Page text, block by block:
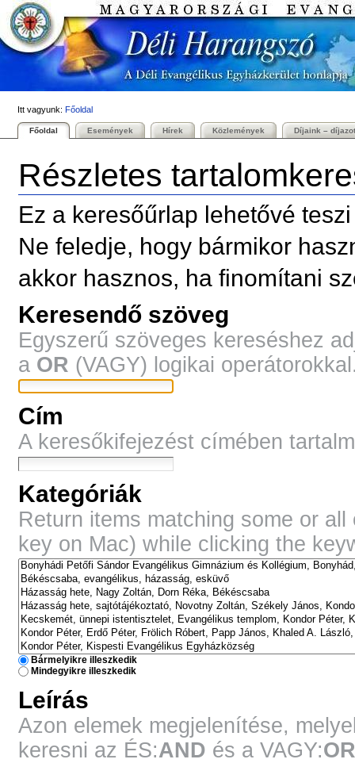
Tovább
tartalomhoz
|
Ugrás
Személyes
eszközök
Itt vagyunk: Főoldal
Bekezdések
Főoldal Események Hírek Közlemények Díjaink –
Részletes
Ez a keresőűrlap lehetővé
Ne feledje, hogy bármikor
akkor hasznos, ha finomítani
Keresendő szöveg
Egyszerű szöveges kereséshez
a OR (VAGY) logikai
Cím
A keresőkifejezést címében
Kategóriák
Return items matching some or
key on Mac) while clicking the
Bármelyikre illeszkedik
Mindegyikre illeszkedik
Leírás
Azon elemek megjelenítése,
keresni az ÉS:AND és a VAGY: